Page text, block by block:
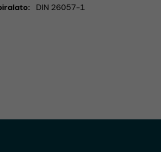
DIN 26057-1